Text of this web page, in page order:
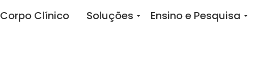
Corpo Clínico Soluções Ensino e Pesquisa